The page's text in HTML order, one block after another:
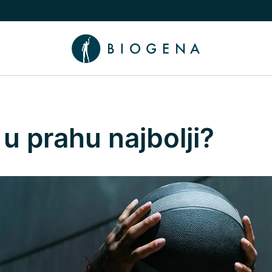
podizbornik
isključi Znanje podizbornik
prahu najbolji?